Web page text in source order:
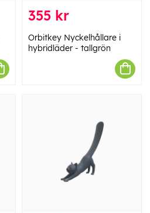
355 kr
Orbitkey Nyckelhållare i
hybridläder - tallgrön